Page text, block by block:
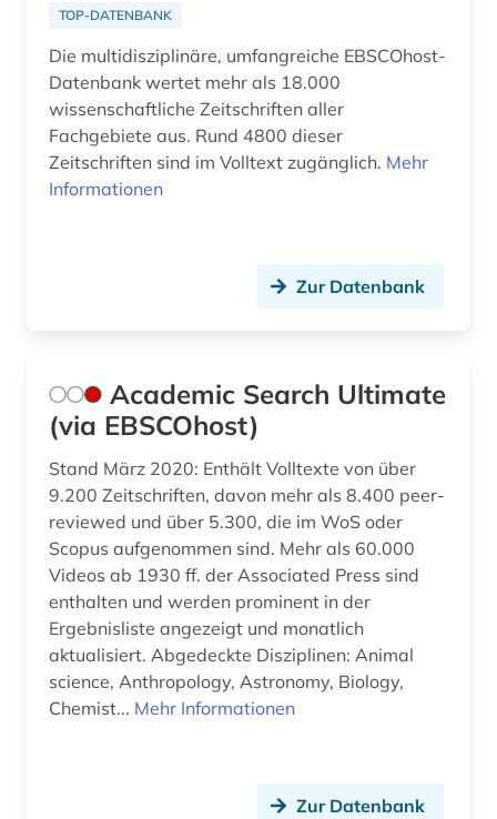
carl immanuel [bearb.] (1)
carmelite studies (1)
cesare orsenigo (1)
chorgestühl (1)
christen (1)
christentum (33)
christianisierung (1)
christliche ethik (2)
christliche existenz (1)
christliche literatur (5)
TOP-DATENBANK
Die multidisziplinäre, umfangreiche EBSCOhost-
Datenbank wertet mehr als 18.000
wissenschaftliche Zeitschriften aller
Fachgebiete aus. Rund 4800 dieser
Zeitschriften sind im Volltext zugänglich. Mehr
Informationen
Zur Datenbank
Academic Search Ultimate
(via EBSCOhost)
Stand März 2020: Enthält Volltexte von über
9.200 Zeitschriften, davon mehr als 8.400 peer-
reviewed und über 5.300, die im WoS oder
Scopus aufgenommen sind. Mehr als 60.000
Videos ab 1930 ff. der Associated Press sind
enthalten und werden prominent in der
Ergebnisliste angezeigt und monatlich
aktualisiert. Abgedeckte Disziplinen: Animal
science, Anthropology, Astronomy, Biology,
Chemist... Mehr Informationen
Zur Datenbank